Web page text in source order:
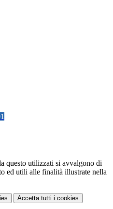
questo utilizzati si avvalgono di
ed utili alle finalità illustrate nella
Accetta tutti i cookies